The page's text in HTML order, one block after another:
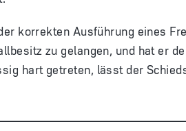
korrekten Ausführung eines
zu gelangen, und hat er
hart getreten, lässt der